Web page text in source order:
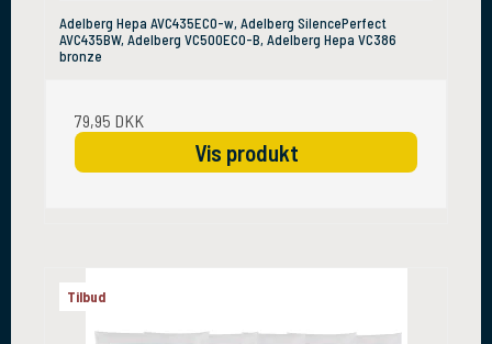
Adelberg Hepa AVC435ECO-w, Adelberg SilencePerfect
AVC435BW, Adelberg VC500ECO-B, Adelberg Hepa VC386
bronze
79,95 DKK
Vis produkt
Tilbud